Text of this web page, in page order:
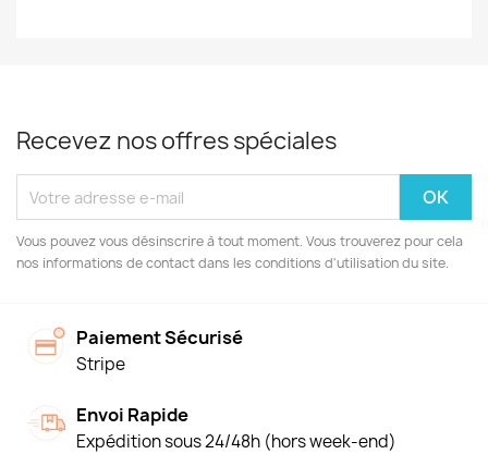
Recevez nos offres spéciales
Vous pouvez vous désinscrire à tout moment. Vous trouverez pour cela
nos informations de contact dans les conditions d'utilisation du site.
Paiement Sécurisé
Stripe
Envoi Rapide
Expédition sous 24/48h (hors week-end)